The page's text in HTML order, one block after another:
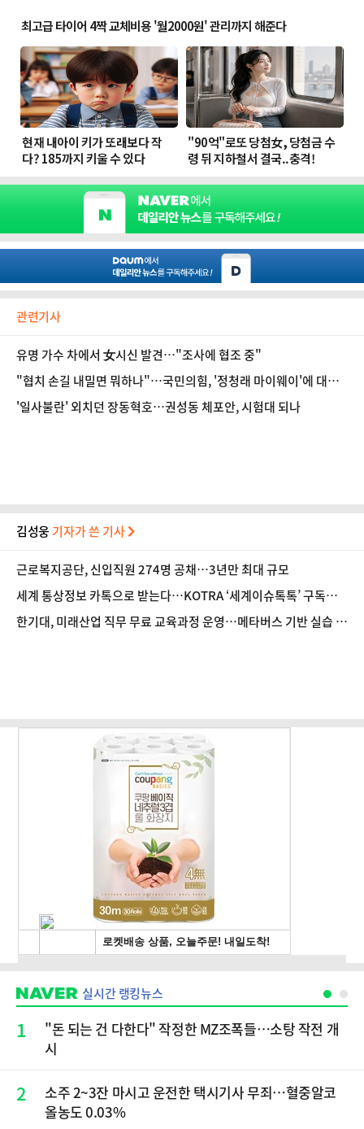
관련기사
유명 가수 차에서 女시신 발견…"조사에 협조 중"
"협치 손길 내밀면 뭐하나"…국민의힘, '정청래 마이웨이'에 대여
투쟁 단일대오 [정국 기상대]
'일사불란' 외치던 장동혁호…권성동 체포안, 시험대 되나
김성웅 기자가 쓴 기사
근로복지공단, 신입직원 274명 공채…3년만 최대 규모
세계 통상정보 카톡으로 받는다…KOTRA ‘세계이슈톡톡’ 구독자 1
만명 돌파
한기대, 미래산업 직무 무료 교육과정 운영…메타버스 기반 실습 도
실시간 랭킹뉴스
1
"돈 되는 건 다한다" 작정한 MZ조폭들…소탕 작전 개
시
2
소주 2~3잔 마시고 운전한 택시기사 무죄…혈중알코
올농도 0.03%